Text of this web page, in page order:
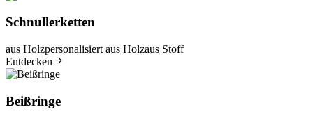
Schnullerketten
aus Holzpersonalisiert aus Holzaus Stoff
Entdecken
Beißringe